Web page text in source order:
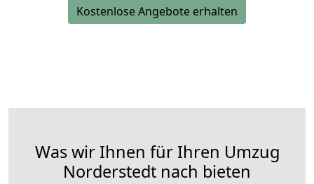
Kostenlose Angebote erhalten
Was wir Ihnen für Ihren Umzug
Norderstedt nach bieten